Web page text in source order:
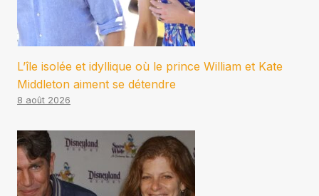
L’île isolée et idyllique où le prince William et Kate
Middleton aiment se détendre
8 août 2026